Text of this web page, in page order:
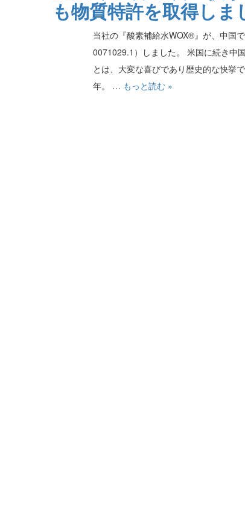
も物質特許を取得しま
当社の『酸素補給水WOX®』が、中国
0071029.1）しました。 米国に続き中
とは、大変な喜びであり歴史的な快挙
年。 … もっと読む »